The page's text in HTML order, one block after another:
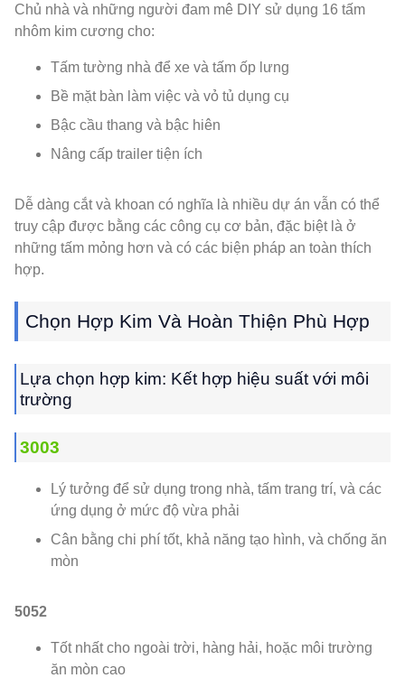
Chủ nhà và những người đam mê DIY sử dụng 16 tấm
nhôm kim cương cho:
Tấm tường nhà để xe và tấm ốp lưng
Bề mặt bàn làm việc và vỏ tủ dụng cụ
Bậc cầu thang và bậc hiên
Nâng cấp trailer tiện ích
Dễ dàng cắt và khoan có nghĩa là nhiều dự án vẫn có thể
truy cập được bằng các công cụ cơ bản, đặc biệt là ở
những tấm mỏng hơn và có các biện pháp an toàn thích
hợp.
Chọn Hợp Kim Và Hoàn Thiện Phù Hợp
Lựa chọn hợp kim: Kết hợp hiệu suất với môi
trường
3003
Lý tưởng để sử dụng trong nhà, tấm trang trí, và các
ứng dụng ở mức độ vừa phải
Cân bằng chi phí tốt, khả năng tạo hình, và chống ăn
mòn
5052
Tốt nhất cho ngoài trời, hàng hải, hoặc môi trường
ăn mòn cao